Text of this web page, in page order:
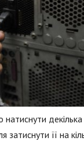
натиснути
затиснути її на